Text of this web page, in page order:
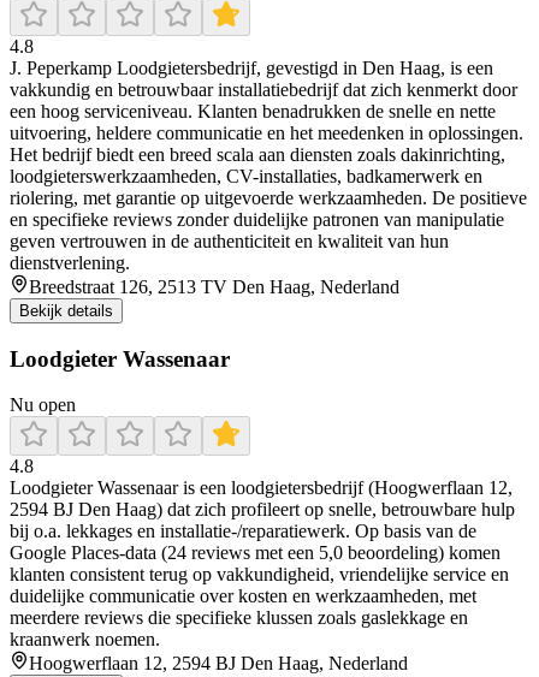
4.8
J. Peperkamp Loodgietersbedrijf, gevestigd in Den Haag, is een
vakkundig en betrouwbaar installatiebedrijf dat zich kenmerkt door
een hoog serviceniveau. Klanten benadrukken de snelle en nette
uitvoering, heldere communicatie en het meedenken in oplossingen.
Het bedrijf biedt een breed scala aan diensten zoals dakinrichting,
loodgieterswerkzaamheden, CV-installaties, badkamerwerk en
riolering, met garantie op uitgevoerde werkzaamheden. De positieve
en specifieke reviews zonder duidelijke patronen van manipulatie
geven vertrouwen in de authenticiteit en kwaliteit van hun
dienstverlening.
Breedstraat 126, 2513 TV Den Haag, Nederland
Bekijk details
Loodgieter Wassenaar
Nu open
4.8
Loodgieter Wassenaar is een loodgietersbedrijf (Hoogwerflaan 12,
2594 BJ Den Haag) dat zich profileert op snelle, betrouwbare hulp
bij o.a. lekkages en installatie-/reparatiewerk. Op basis van de
Google Places-data (24 reviews met een 5,0 beoordeling) komen
klanten consistent terug op vakkundigheid, vriendelijke service en
duidelijke communicatie over kosten en werkzaamheden, met
meerdere reviews die specifieke klussen zoals gaslekkage en
kraanwerk noemen.
Hoogwerflaan 12, 2594 BJ Den Haag, Nederland